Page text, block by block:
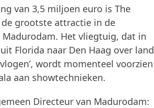
van 3,5 miljoen euro is The
grootste attractie in de
Madurodam. Het vliegtuig, dat in
Florida naar Den Haag over land
wordt momenteel voorzien
aan showtechnieken.
Directeur van Madurodam: